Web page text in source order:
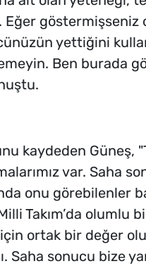
göstermişseniz
yettiğini
Ben burada
kaydeden Güneş,
var. Saha
onu görebilenler
Takım’da olumlu
ortak bir değer
Saha sonucu bize